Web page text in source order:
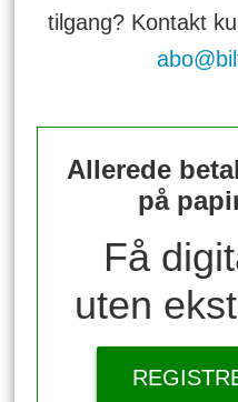
tilgang? Kontakt
Allerede
på
Få
uten